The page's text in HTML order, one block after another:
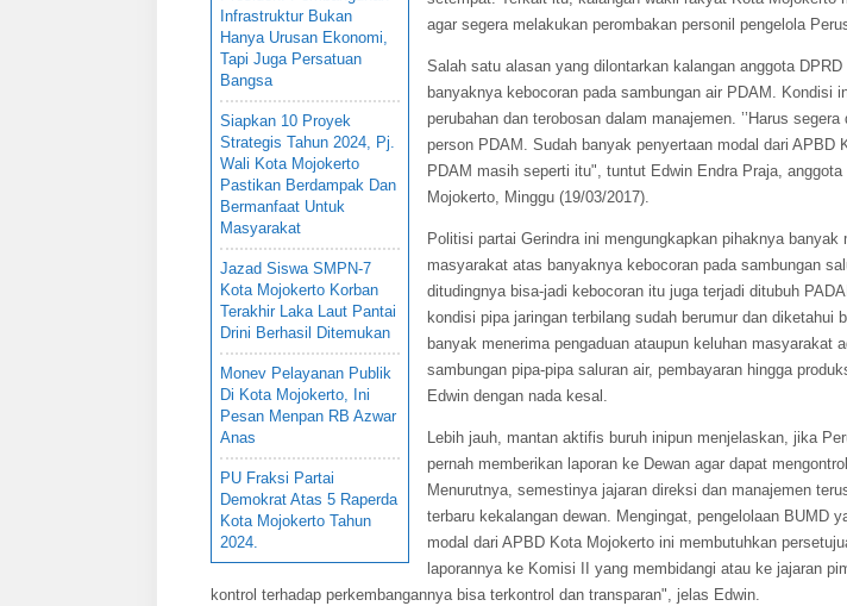
Infrastruktur Bukan
Hanya Urusan Ekonomi,
Tapi Juga Persatuan
Bangsa
Siapkan 10 Proyek
Strategis Tahun 2024, Pj.
Wali Kota Mojokerto
Pastikan Berdampak Dan
Bermanfaat Untuk
Masyarakat
Jazad Siswa SMPN-7
Kota Mojokerto Korban
Terakhir Laka Laut Pantai
Drini Berhasil Ditemukan
Monev Pelayanan Publik
Di Kota Mojokerto, Ini
Pesan Menpan RB Azwar
Anas
PU Fraksi Partai
Demokrat Atas 5 Raperda
Kota Mojokerto Tahun
2024.
agar segera melakukan perombakan personil pengelola
Salah satu alasan yang dilontarkan kalangan anggota
banyaknya kebocoran pada sambungan air PDAM. Kondisi
perubahan dan terobosan dalam manajemen. ’’Harus
person PDAM. Sudah banyak penyertaan modal dari APBD
PDAM masih seperti itu", tuntut Edwin Endra Praja,
Mojokerto, Minggu (19/03/2017).
Politisi partai Gerindra ini mengungkapkan pihaknya banyak
masyarakat atas banyaknya kebocoran pada sambungan
ditudingnya bisa-jadi kebocoran itu juga terjadi ditubuh
kondisi pipa jaringan terbilang sudah berumur dan diketahui
banyak menerima pengaduan ataupun keluhan masyarakat
sambungan pipa-pipa saluran air, pembayaran hingga
Edwin dengan nada kesal.
Lebih jauh, mantan aktifis buruh inipun menjelaskan, jika
pernah memberikan laporan ke Dewan agar dapat
Menurutnya, semestinya jajaran direksi dan manajemen
terbaru kekalangan dewan. Mengingat, pengelolaan BUMD
modal dari APBD Kota Mojokerto ini membutuhkan
laporannya ke Komisi II yang membidangi atau ke jajaran
kontrol terhadap perkembangannya bisa terkontrol dan transparan", jelas Edwin.